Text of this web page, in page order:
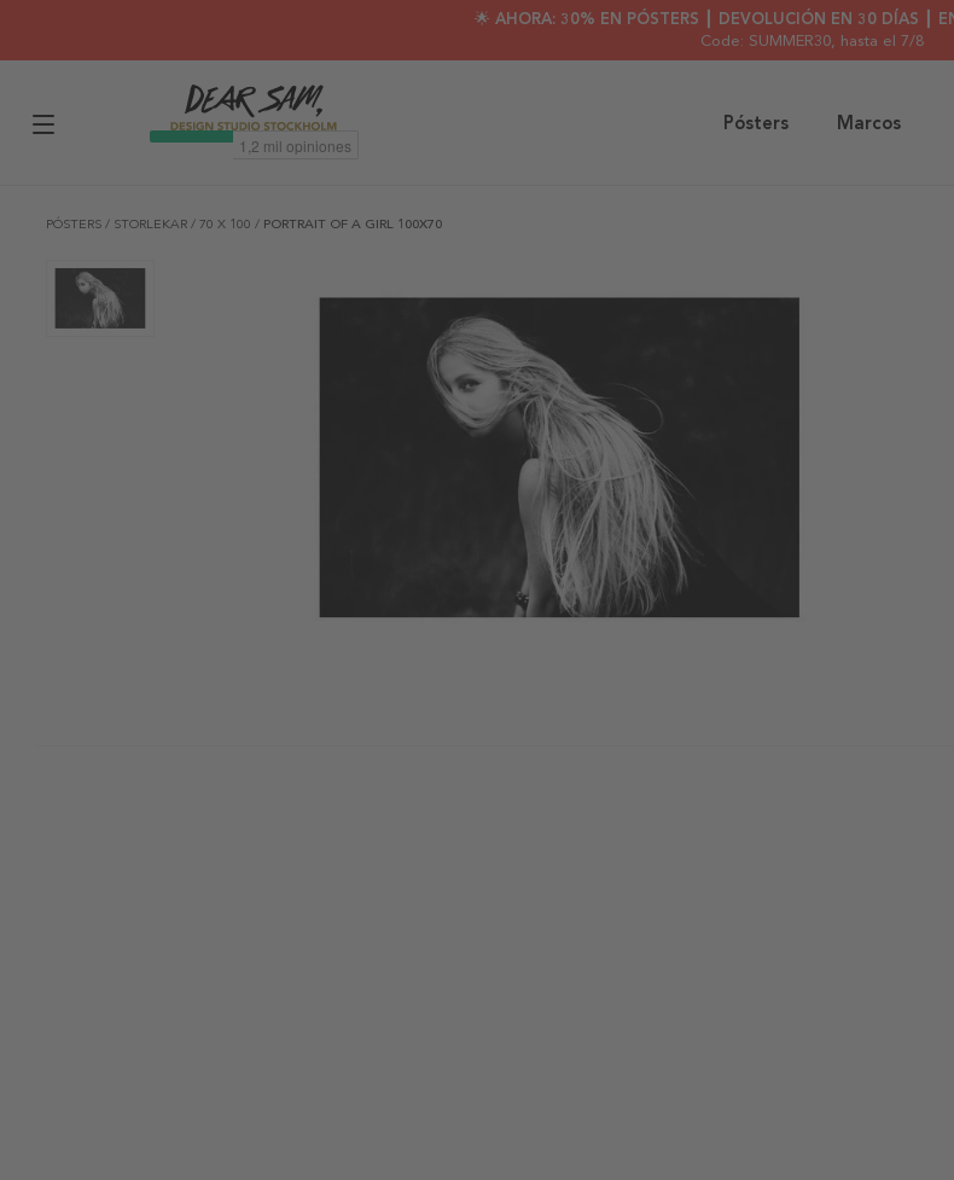
🌟 AHORA: 30% EN PÓSTERS ┃ DEVOLUCIÓN EN 30 DÍAS ┃
Code: SUMMER30, hasta el 7/8
Pósters Marcos
PÓSTERS / STORLEKAR / 70 X 100 / PORTRAIT OF A GIRL 100X70